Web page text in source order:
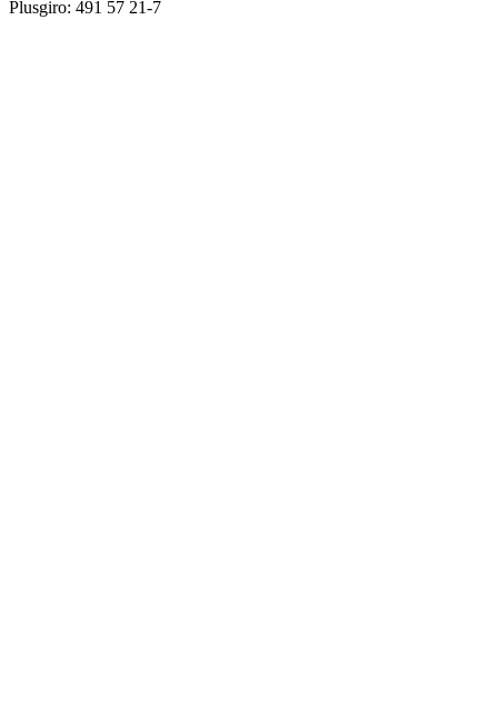
Plusgiro: 491 57 21-7